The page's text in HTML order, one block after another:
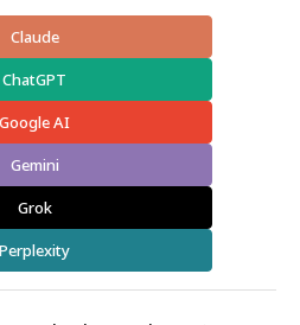
Claude
ChatGPT
Google AI
Gemini
Grok
Perplexity